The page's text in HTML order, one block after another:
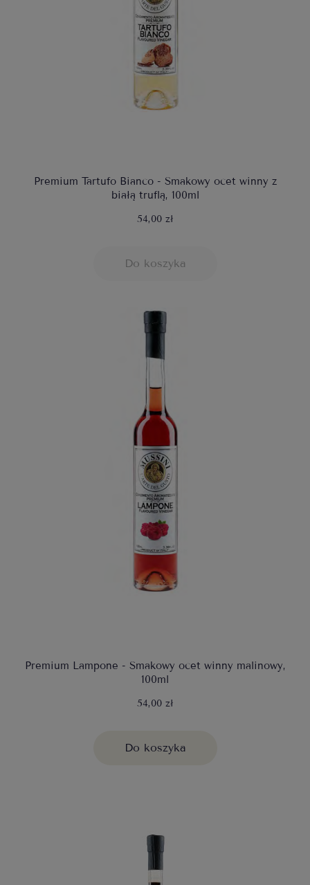
Premium Tartufo Bianco - Smakowy ocet winny z
białą truflą, 100ml
54,00 zł
Do koszyka
Premium Lampone - Smakowy ocet winny malinowy,
100ml
54,00 zł
Do koszyka